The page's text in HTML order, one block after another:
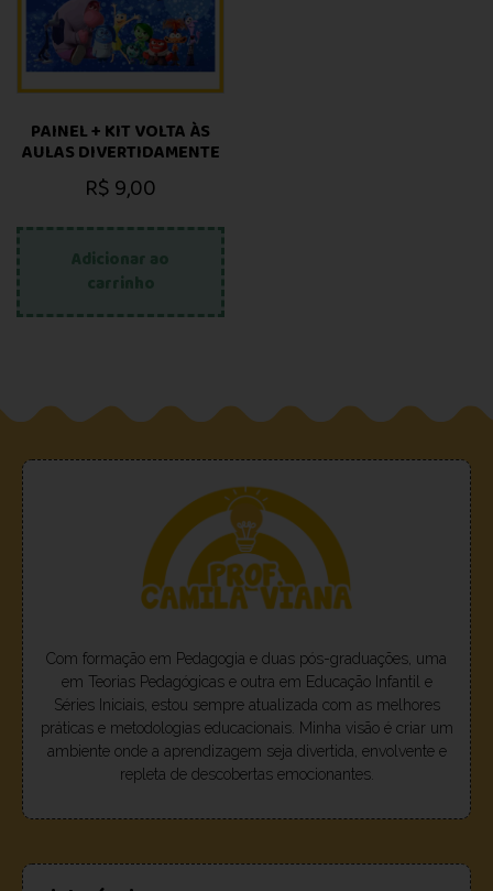
PAINEL + KIT VOLTA ÀS
AULAS DIVERTIDAMENTE
R$9,00
Adicionar ao
carrinho
Com formação em Pedagogia e duas pós-graduações, uma
em Teorias Pedagógicas e outra em Educação Infantil e
Séries Iniciais, estou sempre atualizada com as melhores
práticas e metodologias educacionais. Minha visão é criar um
ambiente onde a aprendizagem seja divertida, envolvente e
repleta de descobertas emocionantes.